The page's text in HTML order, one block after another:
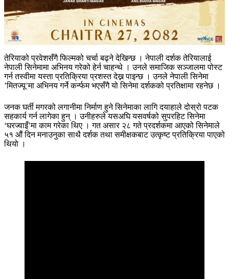
तेरियाको प्रवेशसँगै फिल्मको चर्चा बढ्ने देखिन्छ । नेपाली दर्शक तेरियालाई
नेपाली सिनेमामा अभिनय गरेको हेर्न चाहन्थे । उनले समाजिक सञ्जालमा पोस्ट
गर्न तस्वीमा यस्ता प्रतिक्रिया प्रशस्त देख्न पाइन्छ । उनले नेपाली सिनेमा
’मितज्यू’मा अभिनय गर्ने कर्न्फम भएसँगै यो सिनेमा दर्शकको प्रतिक्षामा रहनेछ ।
जनक घर्ती मगरको लगानीमा निर्माण हुने सिनेमाका लागि दयाहाले दोस्रो पटक
सहकार्य गर्न लागेका हुन् । उनीहरुले यसअघि यसवर्षको सुपरहिट सिनेमा
‘घरज्वाइँ’मा काम गरेका थिए । गत असार २८ गते प्रदर्शकमा आएको सिनेमाले
५१ औं दिन मनाउनुका साथै दर्शक तथा समीक्षकबाट उत्कृष्ट प्रतिक्रिया पाएको
थियो ।